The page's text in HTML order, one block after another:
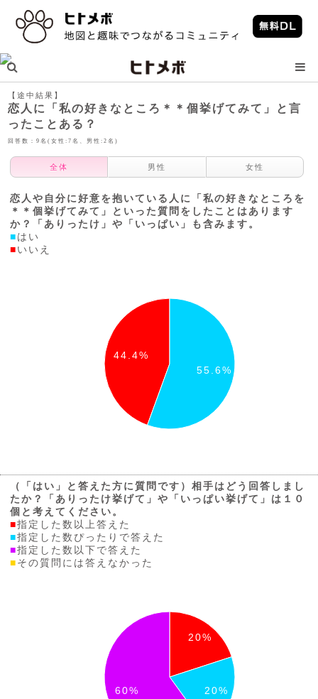
【途中結果】
恋人に「私の好きなところ＊＊個挙げてみて」と言
ったことある？
回答数：9名(女性:7名、男性:2名)
全体 男性 女性
恋人や自分に好意を抱いている人に「私の好きなところを
＊＊個挙げてみて」といった質問をしたことはあります
か？「ありったけ」や「いっぱい」も含みます。
■ はい
■ いいえ
44.4%
55.6%
（「はい」と答えた方に質問です）相手はどう回答しまし
たか？「ありったけ挙げて」や「いっぱい挙げて」は１０
個と考えてください。
■指定した数以上答えた
■指定した数ぴったりで答えた
■指定した数以下で答えた
■ その質問には答えなかった
20%
20%
60%